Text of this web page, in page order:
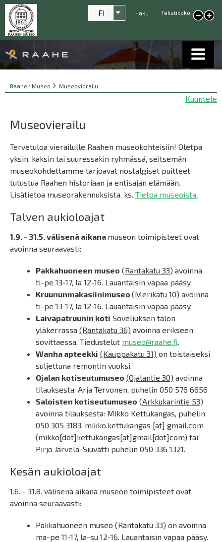
Tekstikoko
Pienennä tekstikokoa
Haku
FI Listaa lisätoiminnot
Breadcrumbs
You
Raahen Museo Museovierailu
Kuuntele
Museovierailu
Tervetuloa vierailulle Raahen museokohteisiin! Oletpa
yksin, kaksin tai suuressakin ryhmässä, seitsemän
museokohdettamme tarjoavat nostalgiset puitteet
tutustua Raahen historiaan ja entisajan elämään.
Lisätietoa museorakennuksista, ks. Tietoa museoista.
Talven aukioloajat
1.9. - 31.5. välisenä aikana museon toimipisteet ovat
avoinna seuraavasti:
Pakkahuoneen museo (Rantakatu 33) avoinna
ti-pe 13-17, la 12-16. Lauantaisin vapaa pääsy.
Kruununmakasiinimuseo (Merikatu 10) avoinna
ti-pe 13-17, la 12-16. Lauantaisin vapaa pääsy.
Laivapatruunin koti Soveliuksen talon
yläkerrassa (Rantakatu 36) avoinna erikseen
sovittaessa. Tiedustelut museo@raahe.fi.
Wanha apteekki (Kauppakatu 31) on toistaiseksi
suljettuna remontin vuoksi.
Ojalan kotiseutumuseo (Ojalantie 30) avoinna
tilauksesta: Arja Tervonen, puhelin 050 576 6656
Saloisten kotiseutumuseo (Arkkukarintie 53)
avoinna tilauksesta: Mikko Kettukangas, puhelin
050 305 3183, mikko.kettukangas [at] gmail.com
(mikko[dot]kettukangas[at]gmail[dot]com) tai
Pirjo Järvelä-Siuvatti puhelin 050 336 1321.
Kesän aukioloajat
1.6. - 31.8. välisenä aikana museon toimipisteet ovat
avoinna seuraavasti:
Pakkahuoneen museo (Rantakatu 33) on avoinna
ma-pe 11-17, la-su 12-16. Lauantaisin vapaa pääsy.